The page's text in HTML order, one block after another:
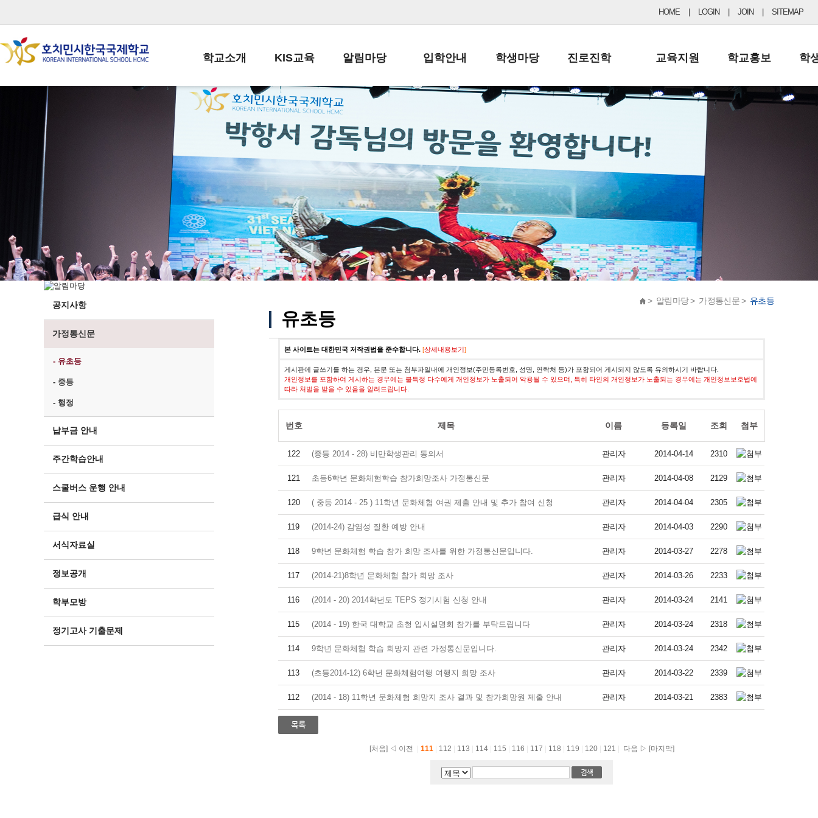
HOME LOGIN JOIN SITEMAP
학교소개
학교장인사말
학교상징
학교연혁
교직원현황
학생현황
위치/전화
전경사진
KIS교육
교육목표
학사일정
일과시간표
성과평가자료
알림마당
공지사항
납부금 안내
스쿨버스 운행 안내
급식안내
서식자료실
학부모방
정기고사 기출문제
입학안내
전-편입 서류양식
입학금/수업료
교복구입안내
학생마당
학생생활규정
학교신문
자율진로동아리
유초등 소식지
진로진학
공지사항 및 입시자료
드림레터
교육지원
행정실
학교운영위원회
학교건축기금
학교홍보
보도자료
학
공지사항
가정통신문
- 유초등
- 중등
- 행정
납부금 안내
주간학습안내
스쿨버스 운행 안내
급식 안내
서식자료실
정보공개
학부모방
정기고사 기출문제
> 알림마당 > 가정통신문 > 유초등
유초등
본 사이트는 대한민국 저작권법을 준수합니다. [상세내용보기]
게시판에 글쓰기를 하는 경우, 본문 또는 첨부파일내에 개인정보(주민등록번호, 성명, 연락처 등)가 포함되어 게시되지 않도록 유의하시기 바랍니다.
개인정보를 포함하여 게시하는 경우에는 불특정 다수에게 개인정보가 노출되어 악용될 수 있으며, 특히 타인의 개인정보가 노출되는 경우에는 개인정보보호법에
따라 처벌을 받을 수 있음을 알려드립니다.
번호 제목 이름 등록일 조회 첨부
122 (중등 2014 - 28) 비만학생관리 동의서 관리자 2014-04-14 2310
121 초등6학년 문화체험학습 참가희망조사 가정통신문 관리자 2014-04-08 2129
120 ( 중등 2014 - 25 ) 11학년 문화체험 여권 제출 안내 및 추가 참여 신청 관리자 2014-04-04 2305
119 (2014-24) 감염성 질환 예방 안내 관리자 2014-04-03 2290
118 9학년 문화체험 학습 참가 희망 조사를 위한 가정통신문입니다. 관리자 2014-03-27 2278
117 (2014-21)8학년 문화체험 참가 희망 조사 관리자 2014-03-26 2233
116 (2014 - 20) 2014학년도 TEPS 정기시험 신청 안내 관리자 2014-03-24 2141
115 (2014 - 19) 한국 대학교 초청 입시설명회 참가를 부탁드립니다 관리자 2014-03-24 2318
114 9학년 문화체험 학습 희망지 관련 가정통신문입니다. 관리자 2014-03-24 2342
113 (초등2014-12) 6학년 문화체험여행 여행지 희망 조사 관리자 2014-03-22 2339
112 (2014 - 18) 11학년 문화체험 희망지 조사 결과 및 참가희망원 제출 안내 관리자 2014-03-21 2383
[처음] ◁ 이전 111 112 113 114 115 116 117 118 119 120 121 다음 ▷ [마지막]